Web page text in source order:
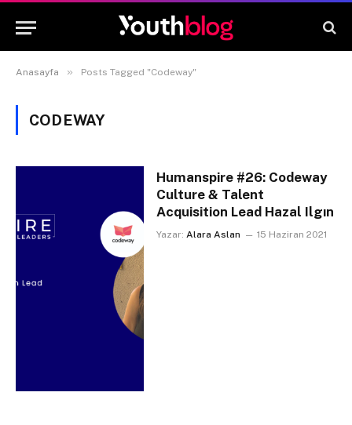
Anasayfa » Posts Tagged "Codeway"
CODEWAY
Humanspire #26: Codeway
Culture & Talent
Acquisition Lead Hazal Ilgın
Yazar: Alara Aslan 15 Haziran 2021